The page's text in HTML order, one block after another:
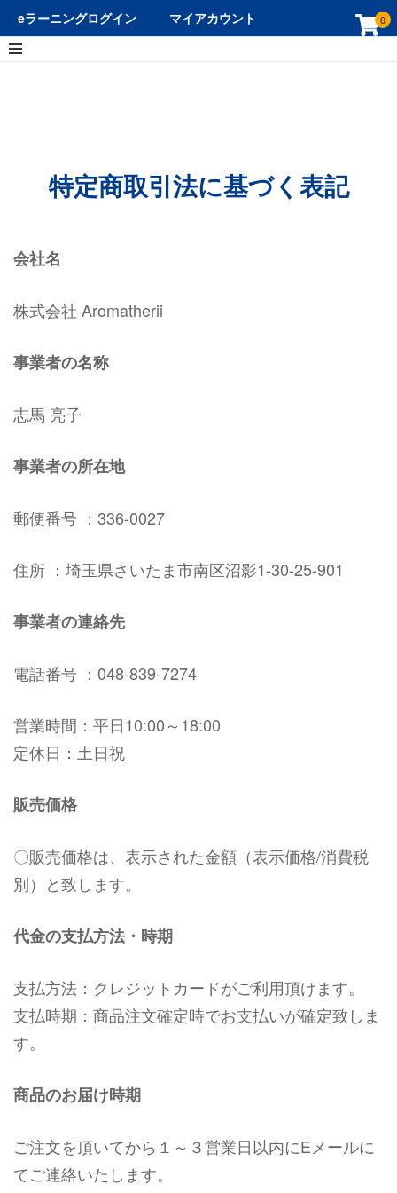
eラーニングログイン マイアカウント 0
ホーム 特定商取引法に基づく表記
特定商取引法に基づく表記
会社名
株式会社 Aromatherii
事業者の名称
志馬 亮子
事業者の所在地
郵便番号 ：336-0027
住所 ：埼玉県さいたま市南区沼影1-30-25-901
事業者の連絡先
電話番号 ：048-839-7274
営業時間：平日10:00～18:00
定休日：土日祝
販売価格
〇販売価格は、表示された金額（表示価格/消費税
別）と致します。
代金の支払方法・時期
支払方法：クレジットカードがご利用頂けます。
支払時期：商品注文確定時でお支払いが確定致しま
す。
商品のお届け時期
ご注文を頂いてから１～３営業日以内にEメールに
てご連絡いたします。